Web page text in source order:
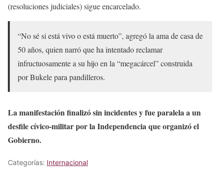
(resoluciones judiciales) sigue encarcelado.
“No sé si está vivo o está muerto”, agregó la ama de casa de
50 años, quien narró que ha intentado reclamar
infructuosamente a su hijo en la “megacárcel” construida
por Bukele para pandilleros.
La manifestación finalizó sin incidentes y fue paralela a un
desfile cívico-militar por la Independencia que organizó el
Gobierno.
Categorías: Internacional